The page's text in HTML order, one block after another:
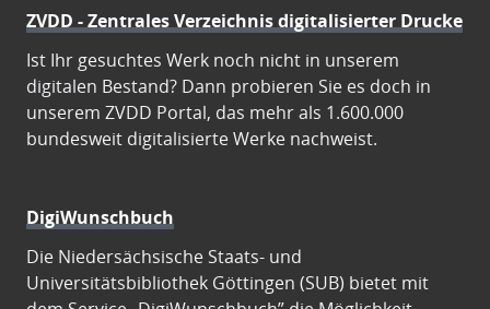
ZVDD - Zentrales Verzeichnis digitalisierter Drucke
Ist Ihr gesuchtes Werk noch nicht in unserem
digitalen Bestand? Dann probieren Sie es doch in
unserem ZVDD Portal, das mehr als 1.600.000
bundesweit digitalisierte Werke nachweist.
DigiWunschbuch
Die Niedersächsische Staats- und
Universitätsbibliothek Göttingen (SUB) bietet mit